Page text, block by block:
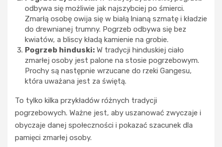
odbywa się możliwie jak najszybciej po śmierci.
Zmarłą osobę owija się w białą lnianą szmatę i kładzie
do drewnianej trumny. Pogrzeb odbywa się bez
kwiatów, a bliscy kładą kamienie na grobie.
Pogrzeb hinduski: W tradycji hinduskiej ciało
zmarłej osoby jest palone na stosie pogrzebowym.
Prochy są następnie wrzucane do rzeki Gangesu,
która uważana jest za świętą.
To tylko kilka przykładów różnych tradycji
pogrzebowych. Ważne jest, aby uszanować zwyczaje i
obyczaje danej społeczności i pokazać szacunek dla
pamięci zmarłej osoby.